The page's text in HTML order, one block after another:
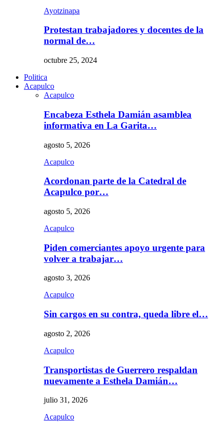
Ayotzinapa
Protestan trabajadores y docentes de la
normal de…
octubre 25, 2024
Politica
Acapulco
Acapulco
Encabeza Esthela Damián asamblea
informativa en La Garita…
agosto 5, 2026
Acapulco
Acordonan parte de la Catedral de
Acapulco por…
agosto 5, 2026
Acapulco
Piden comerciantes apoyo urgente para
volver a trabajar…
agosto 3, 2026
Acapulco
Sin cargos en su contra, queda libre el…
agosto 2, 2026
Acapulco
Transportistas de Guerrero respaldan
nuevamente a Esthela Damián…
julio 31, 2026
Acapulco